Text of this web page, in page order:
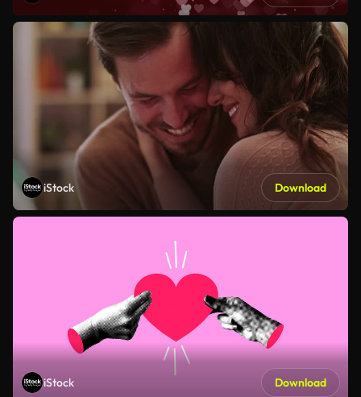
iStock Download
iStock Download